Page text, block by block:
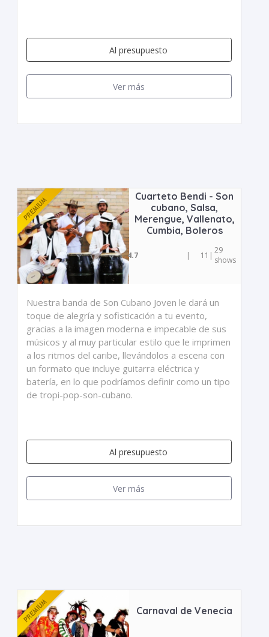
Al presupuesto
Ver más
Cuarteto Bendi - Son
cubano, Salsa,
Merengue, Vallenato,
Cumbia, Boleros
4.7 | 11 | 29
shows
Nuestra banda de Son Cubano Joven le dará un
toque de alegría y sofisticación a tu evento,
gracias a la imagen moderna e impecable de sus
músicos y al muy particular estilo que le imprimen
a los ritmos del caribe, llevándolos a escena con
un formato que incluye guitarra eléctrica y
batería, en lo que podríamos definir como un tipo
de tropi-pop-son-cubano.
Al presupuesto
Ver más
Carnaval de Venecia